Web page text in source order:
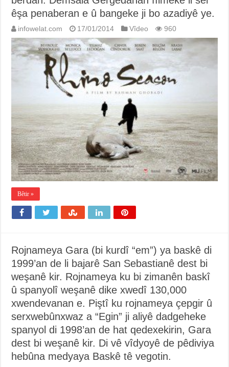
êşa penaberan e û bangeke ji bo azadiyê ye.
infowelat.com 17/01/2014 Vîdeo 960
Bêtir »
Rojnameya Gara (bi kurdî “em”) ya baskê di
1999’an de li bajarê San Sebastianê dest bi
weşanê kir. Rojnameya ku bi zimanên baskî
û spanyolî weşanê dike xwedî 130,000
xwendevanan e. Piştî ku rojnameya çepgir û
serxwebûnxwaz a “Egin” ji aliyê dadgeheke
spanyol di 1998’an de hat qedexekirin, Gara
dest bi weşanê kir. Di vê vîdyoyê de pêdiviya
hebûna medyaya Baskê tê vegotin.